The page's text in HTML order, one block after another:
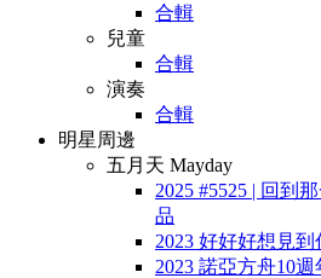
合輯
兒童
合輯
演奏
合輯
明星周邊
五月天 Mayday
2025 #5525 | 回到
品
2023 好好好想見
2023 諾亞方舟10